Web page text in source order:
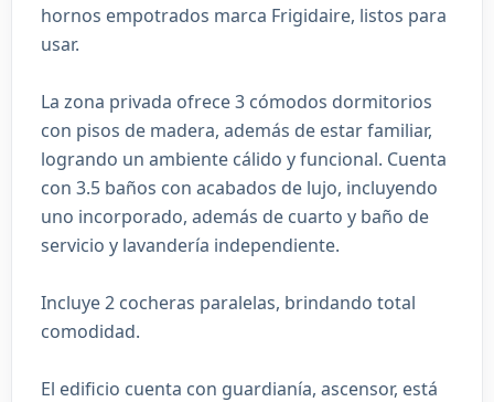
hornos empotrados marca Frigidaire, listos para
usar.
La zona privada ofrece 3 cómodos dormitorios
con pisos de madera, además de estar familiar,
logrando un ambiente cálido y funcional. Cuenta
con 3.5 baños con acabados de lujo, incluyendo
uno incorporado, además de cuarto y baño de
servicio y lavandería independiente.
Incluye 2 cocheras paralelas, brindando total
comodidad.
El edificio cuenta con guardianía, ascensor, está